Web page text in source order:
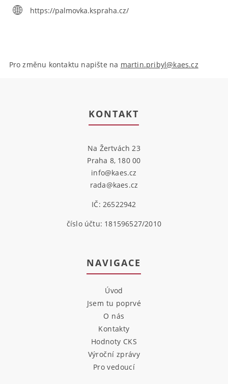
https://palmovka.kspraha.cz/
Pro změnu kontaktu napište na martin.pribyl@kaes.cz
KONTAKT
Na Žertvách 23
Praha 8, 180 00
info@kaes.cz
rada@kaes.cz
IČ: 26522942
číslo účtu: 181596527/2010
NAVIGACE
Úvod
Jsem tu poprvé
O nás
Kontakty
Hodnoty CKS
Výroční zprávy
Pro vedoucí